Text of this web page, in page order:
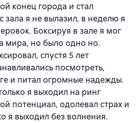
конец города и стал
зала я не вылазил, в неделю я
Боксируя в зале я мог
мира, но было одно но.
спустя 5 лет
посмотреть,
и питал огромные надежды.
я выходил на ринг
потенциал, одолевал страх и
я выходил без волнения.